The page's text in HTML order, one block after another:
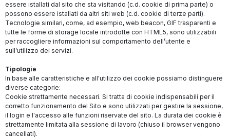
essere istallati dal sito che sta visitando (c.d. cookie di prima parte) o
possono essere istallati da altri siti web (c.d. cookie di terze parti).
Tecnologie similari, come, ad esempio, web beacon, GIF trasparenti e
tutte le forme di storage locale introdotte con HTML5, sono utilizzabili
per raccogliere informazioni sul comportamento dell’utente e
sull’utilizzo dei servizi.
Tipologie
In base alle caratteristiche e all'utilizzo dei cookie possiamo distinguere
diverse categorie:
Cookie strettamente necessari. Si tratta di cookie indispensabili per il
corretto funzionamento del Sito e sono utilizzati per gestire la sessione,
il login e l'accesso alle funzioni riservate del sito. La durata dei cookie è
strettamente limitata alla sessione di lavoro (chiuso il browser vengono
cancellati).